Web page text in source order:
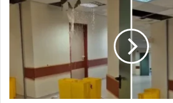
στιγμή
για
ΤΕΕ
Δωδεκάνησα»
νερού
από
αστοχία
βάνας
κλιματισμού
Ρόδου